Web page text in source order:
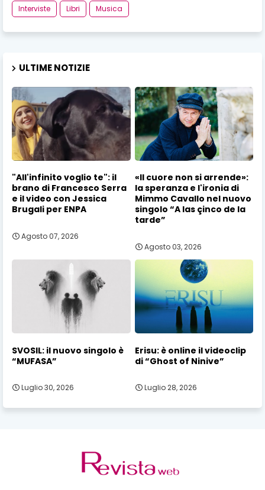
Interviste
Libri Musica
ULTIME NOTIZIE
"All'infinito voglio te": il
brano di Francesco Serra
e il video con Jessica
Brugali per ENPA
Agosto 07, 2026
«Il cuore non si arrende»:
la speranza e l'ironia di
Mimmo Cavallo nel nuovo
singolo “A las çinco de la
tarde”
Agosto 03, 2026
SVOSIL: il nuovo singolo è
“MUFASA”
Luglio 30, 2026
Erisu: è online il videoclip
di “Ghost of Ninive”
Luglio 28, 2026